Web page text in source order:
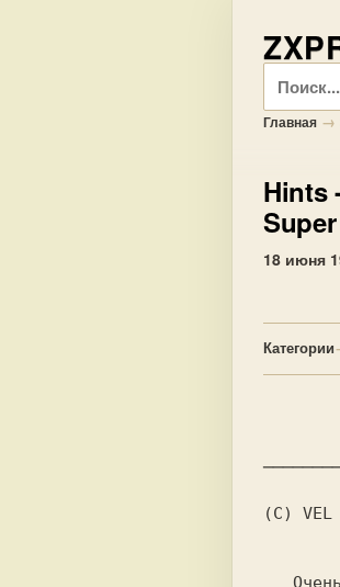
Поиск
Главная →
Hints
18 июня
Категории
(C) VEL